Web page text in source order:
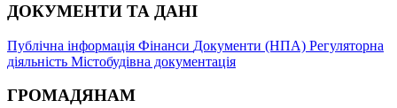
ДОКУМЕНТИ ТА ДАНІ
Публічна інформація Фінанси Документи (НПА) Регуляторна
діяльність Містобудівна документація
ГРОМАДЯНАМ